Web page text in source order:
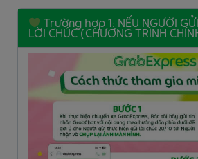
Trường hợp 1: NẾU NGƯỜI
LỜI CHÚC (CHƯƠNG TRÌNH